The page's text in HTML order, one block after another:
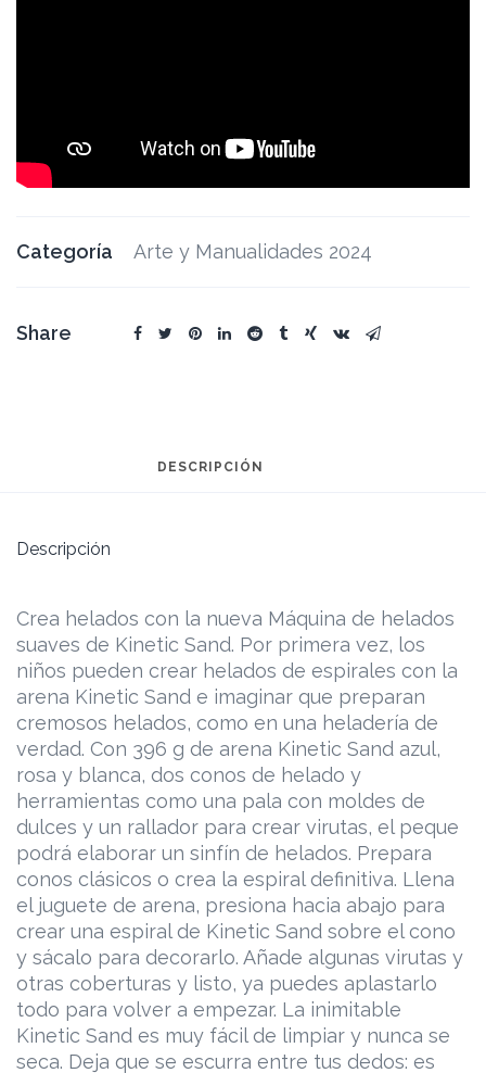
Categoría Arte y Manualidades 2024
Share
DESCRIPCIÓN
Descripción
Crea helados con la nueva Máquina de helados
suaves de Kinetic Sand. Por primera vez, los
niños pueden crear helados de espirales con la
arena Kinetic Sand e imaginar que preparan
cremosos helados, como en una heladería de
verdad. Con 396 g de arena Kinetic Sand azul,
rosa y blanca, dos conos de helado y
herramientas como una pala con moldes de
dulces y un rallador para crear virutas, el peque
podrá elaborar un sinfín de helados. Prepara
conos clásicos o crea la espiral definitiva. Llena
el juguete de arena, presiona hacia abajo para
crear una espiral de Kinetic Sand sobre el cono
y sácalo para decorarlo. Añade algunas virutas y
otras coberturas y listo, ya puedes aplastarlo
todo para volver a empezar. La inimitable
Kinetic Sand es muy fácil de limpiar y nunca se
seca. Deja que se escurra entre tus dedos: es